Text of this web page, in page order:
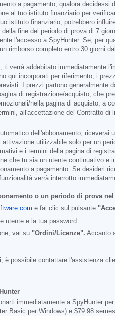
a pagamento, qualora
al tuo istituto finanziario per
istituto finanziario, potrebbero
fine del periodo di prova di 7
l'accesso a SpyHunter. Se, per
rimborso completo entro 30 giorni
ti verrà addebitato immediatamente
qui incorporati per riferimento; i
I prezzi partono generalmente
di registrazione/acquisto, che
nella pagina di acquisto, a
all'accettazione del Contratto di
dell'abbonamento,
utilizzabile solo per un
e i termini della pagina di
che tu sia un utente continuativo e
a pagamento. Se desideri
verrà interrotto
o un periodo di prova
e fai clic sul pulsante
utente e la tua password.
vai su "Ordini/Licenze". Accanto
è possibile contattare l'assistenza
immediatamente a SpyHunter
Basic per Windows) e $79.98